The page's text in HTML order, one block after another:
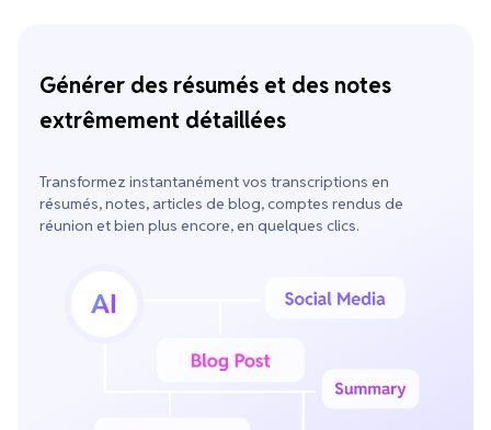
Générer des résumés et des notes
extrêmement détaillées
Transformez instantanément vos transcriptions en
résumés, notes, articles de blog, comptes rendus de
réunion et bien plus encore, en quelques clics.